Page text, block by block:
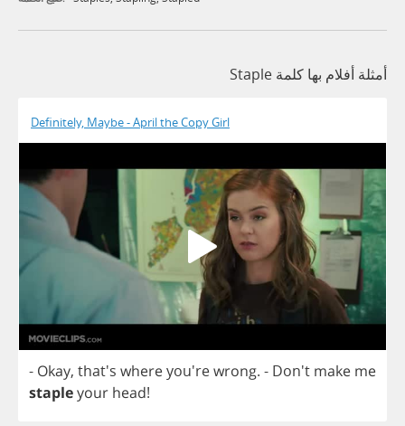
أمثلة أفلام بها كلمة Staple
Definitely, Maybe - April the Copy Girl
- Okay, that's whereyou'rewrong. - Don't make me
stapleyour head!